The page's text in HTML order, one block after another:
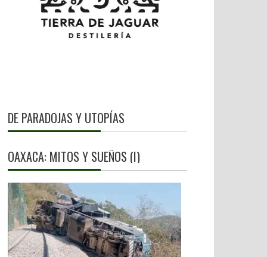
DE PARADOJAS Y UTOPÍAS
OAXACA: MITOS Y SUEÑOS (I)